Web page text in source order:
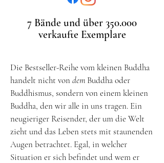
7 Bände und über 350.000
verkaufte Exemplare
Die Bestseller-Reihe vom kleinen Buddha
handelt nicht von dem Buddha oder
Buddhismus, sondern von einem kleinen
Buddha, den wir alle in uns tragen. Ein
neugieriger Reisender, der um die Welt
zieht und das Leben stets mit staunenden
Augen betrachtet. Egal, in welcher
Situation er sich befindet und wem er